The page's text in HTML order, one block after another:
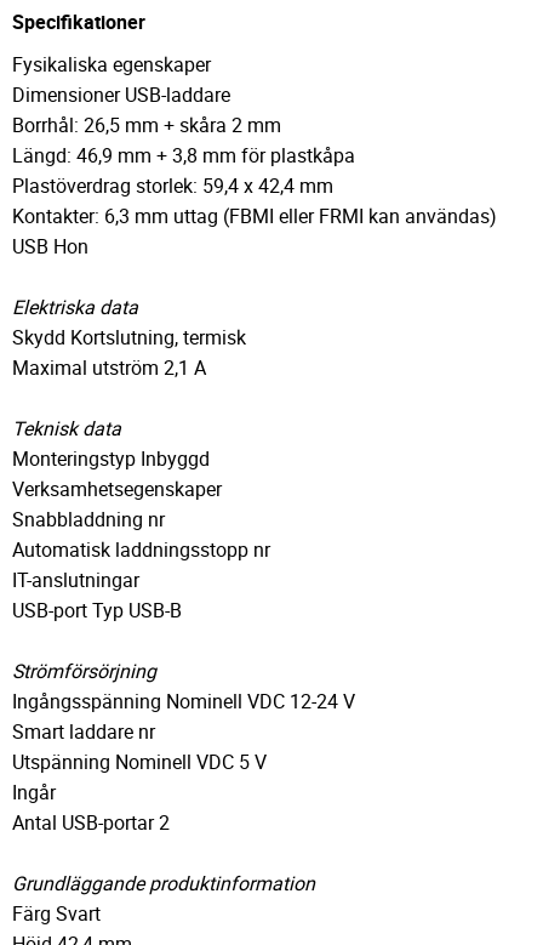
Specifikationer
Fysikaliska egenskaper
Dimensioner USB-laddare
Borrhål: 26,5 mm + skåra 2 mm
Längd: 46,9 mm + 3,8 mm för plastkåpa
Plastöverdrag storlek: 59,4 x 42,4 mm
Kontakter: 6,3 mm uttag (FBMI eller FRMI kan användas)
USB Hon
Elektriska data
Skydd Kortslutning, termisk
Maximal utström 2,1 A
Teknisk data
Monteringstyp Inbyggd
Verksamhetsegenskaper
Snabbladdning nr
Automatisk laddningsstopp nr
IT-anslutningar
USB-port Typ USB-B
Strömförsörjning
Ingångsspänning Nominell VDC 12-24 V
Smart laddare nr
Utspänning Nominell VDC 5 V
Ingår
Antal USB-portar 2
Grundläggande produktinformation
Färg Svart